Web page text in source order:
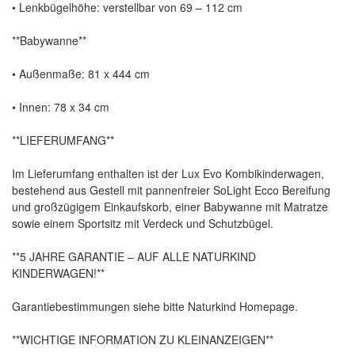
• Lenkbügelhöhe: verstellbar von 69 – 112 cm
**Babywanne**
• Außenmaße: 81 x 444 cm
• Innen: 78 x 34 cm
**LIEFERUMFANG**
Im Lieferumfang enthalten ist der Lux Evo Kombikinderwagen,
bestehend aus Gestell mit pannenfreier SoLight Ecco Bereifung
und großzügigem Einkaufskorb, einer Babywanne mit Matratze
sowie einem Sportsitz mit Verdeck und Schutzbügel.
**5 JAHRE GARANTIE – AUF ALLE NATURKIND
KINDERWAGEN!**
Garantiebestimmungen siehe bitte Naturkind Homepage.
**WICHTIGE INFORMATION ZU KLEINANZEIGEN**